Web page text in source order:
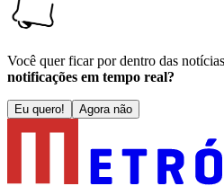
Você quer ficar por dentro das
notificações em tempo real?
Eu quero! Agora não